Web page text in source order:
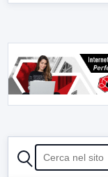
CERCA